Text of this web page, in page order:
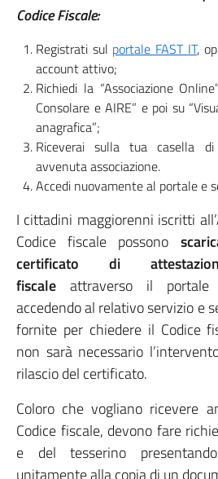
Codice Fiscale:
Registrati sul portale FAST IT,
account attivo;
Richiedi la “Associazione
Consolare e AIRE” e poi su
anagrafica”;
Riceverai sulla tua casella
avvenuta associazione.
Accedi nuovamente al portale e
I cittadini maggiorenni iscritti
Codice fiscale possono
certificato di
fiscale attraverso il
accedendo al relativo servizio e
fornite per chiedere il Codice
non sarà necessario
rilascio del certificato.
Coloro che vogliano ricevere
Codice fiscale, devono fare
e del tesserino
unitamente alla copia di un